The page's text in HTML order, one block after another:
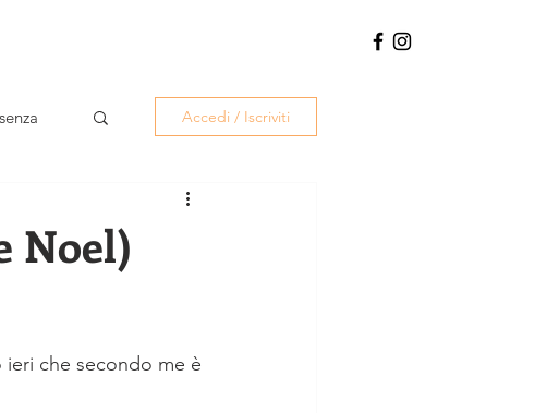
Accedi / Iscriviti
Noel)
che secondo me è